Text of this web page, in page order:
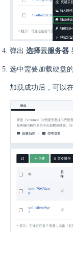
弹出 选择云服务器
选中需要加载硬盘
加载成功后，可以